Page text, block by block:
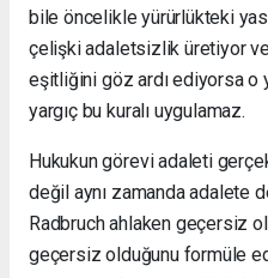
bile öncelikle yürürlükteki
çelişki adaletsizlik üretiyor
eşitliğini göz ardı ediyorsa o
yargıç bu kuralı uygulamaz.
Hukukun görevi adaleti
değil aynı zamanda adalete
Radbruch ahlaken geçersiz
geçersiz olduğunu formüle